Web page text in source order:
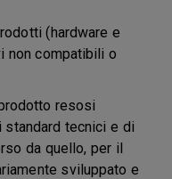
(hardware e
non compatibili o
resosi
tecnici e di
da quello, per il
sviluppato e